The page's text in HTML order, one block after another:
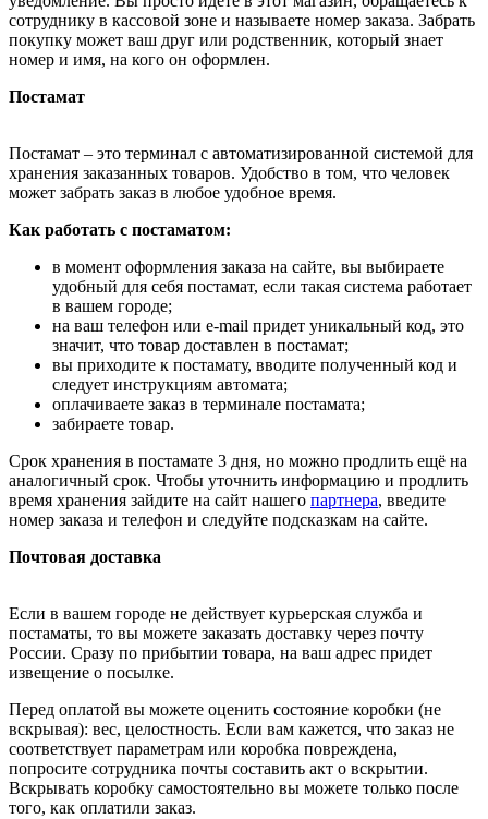
сотруднику в кассовой зоне и называете номер заказа. Забрать
покупку может ваш друг или родственник, который знает
номер и имя, на кого он оформлен.
Постамат
Постамат – это терминал с автоматизированной системой для
хранения заказанных товаров. Удобство в том, что человек
может забрать заказ в любое удобное время.
Как работать с постаматом:
в момент оформления заказа на сайте, вы выбираете
удобный для себя постамат, если такая система работает
в вашем городе;
на ваш телефон или e-mail придет уникальный код, это
значит, что товар доставлен в постамат;
вы приходите к постамату, вводите полученный код и
следует инструкциям автомата;
оплачиваете заказ в терминале постамата;
забираете товар.
Срок хранения в постамате 3 дня, но можно продлить ещё на
аналогичный срок. Чтобы уточнить информацию и продлить
время хранения зайдите на сайт нашего партнера, введите
номер заказа и телефон и следуйте подсказкам на сайте.
Почтовая доставка
Если в вашем городе не действует курьерская служба и
постаматы, то вы можете заказать доставку через почту
России. Сразу по прибытии товара, на ваш адрес придет
извещение о посылке.
Перед оплатой вы можете оценить состояние коробки (не
вскрывая): вес, целостность. Если вам кажется, что заказ не
соответствует параметрам или коробка повреждена,
попросите сотрудника почты составить акт о вскрытии.
Вскрывать коробку самостоятельно вы можете только после
того, как оплатили заказ.